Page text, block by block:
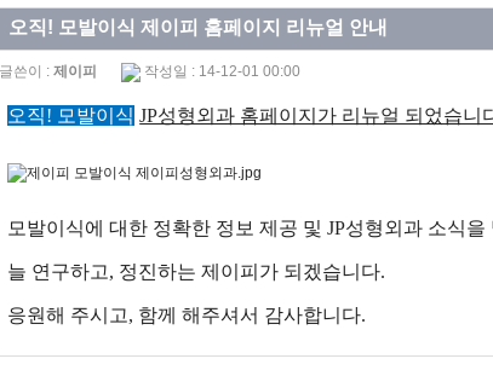
오직! 모발이식 제이피 홈페이지 리뉴얼 안내
글쓴이 :제이피 작성일 : 14-12-01 00:00
오직! 모발이식 JP성형외과 홈페이지가 리뉴얼 되었습니
모발이식에 대한 정확한 정보 제공 및 JP성형외과 소식
늘 연구하고, 정진하는 제이피가 되겠습니다.
응원해 주시고, 함께 해주셔서 감사합니다.